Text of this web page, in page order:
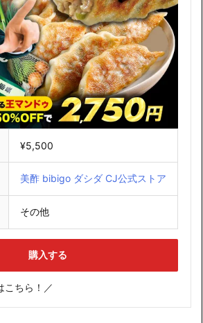
¥5,500
美酢 bibigo ダシダ CJ公式ストア
その他
購入する
こちら！／